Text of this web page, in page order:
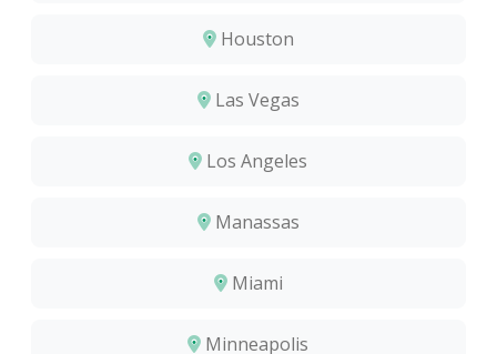
Houston
Las Vegas
Los Angeles
Manassas
Miami
Minneapolis